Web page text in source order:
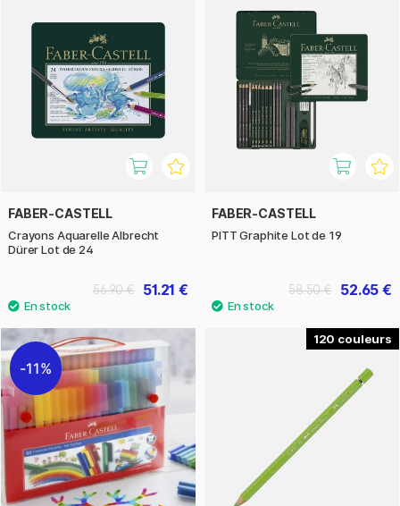
FABER-CASTELL
Crayons Aquarelle Albrecht
Dürer Lot de 24
51.21 €
56.90 €
FABER-CASTELL
PITT Graphite Lot de 19
52.65 €
58.50 €
11%
120